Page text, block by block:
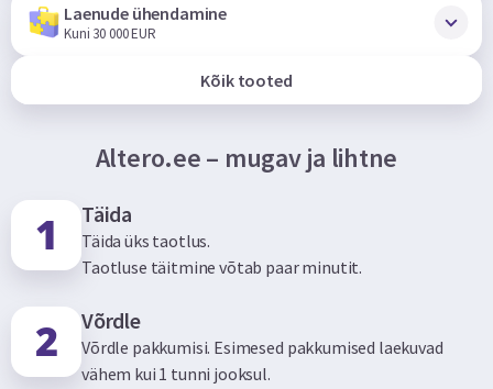
Laenude ühendamine
Kuni 30 000 EUR
Kõik tooted
Altero.ee – mugav ja lihtne
Täida
Täida üks taotlus.
Taotluse täitmine võtab paar minutit.
Võrdle
Võrdle pakkumisi. Esimesed pakkumised laekuvad
vähem kui 1 tunni jooksul.